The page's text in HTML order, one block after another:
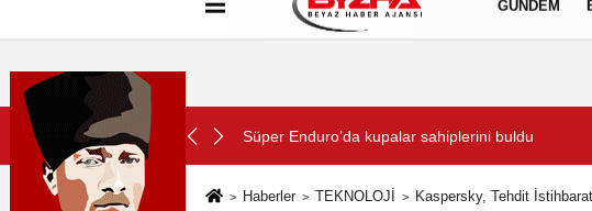
Hakkımızda Künye Çerez Politikası
GÜNDEM
SON DAKİKA: Süper Enduro’da kupalar sahiplerini buldu
Haberler TEKNOLOJİ Kaspersky, Tehdit